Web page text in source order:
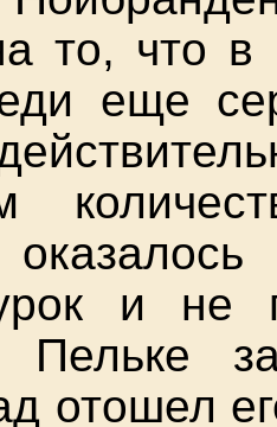
то, что в
еще
и не
Пельке
отошел